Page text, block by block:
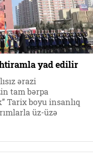
yad edilir
ərazi
tam bərpa
Tarix boyu insanlıq
üz-üzə